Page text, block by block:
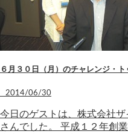
６月３０日（月）のチャレンジ・
2014/06/30
今日のゲストは、株式会社
さんでした。 平成１２年創